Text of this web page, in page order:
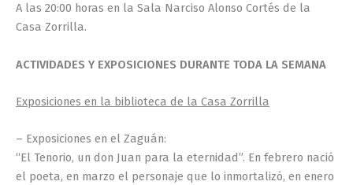
A las 20:00 horas en la Sala Narciso Alonso Cortés de la
Casa Zorrilla.
ACTIVIDADES Y EXPOSICIONES DURANTE TODA LA SEMANA
Exposiciones en la biblioteca de la Casa Zorrilla
– Exposiciones en el Zaguán:
“El Tenorio, un don Juan para la eternidad”. En febrero nació
el poeta, en marzo el personaje que lo inmortalizó, en enero